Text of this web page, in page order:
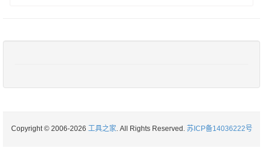
Copyright © 2006-2026 工具之家. All Rights Reserved. 苏ICP备14036222号